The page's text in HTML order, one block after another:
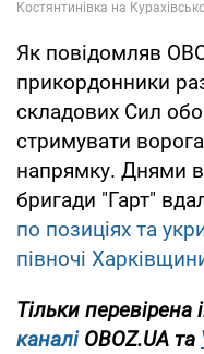
Як повідомляв
прикордонники
складових Сил
стримувати
напрямку. Днями
бригади "Гарт"
по позиціях та
півночі
Тільки перевірена
каналіOBOZ.UA та